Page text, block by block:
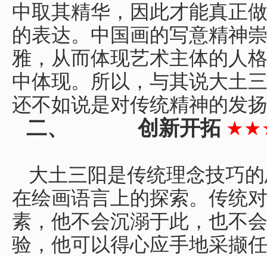
中取其精华，因此才能真正
的表达。中国画的写意精神
雅，从而体现艺术主体的人
中体现。所以，与其说大土
还不如说是对传统精神的发
二、 创新开拓
大土三阳是传统理念技巧
在绘画语言上的探索。传统
素，他不会沉溺于此，也不
验，他可以得心应手地采撷